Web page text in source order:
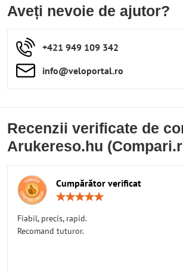
Aveți nevoie de ajutor?
+421 949 109 342
info​​@veloportal​.ro
Recenzii verificate de
Arukereso.hu
Cumpărător verificat
Fiabil, precis, rapid.
Recomand tuturor.